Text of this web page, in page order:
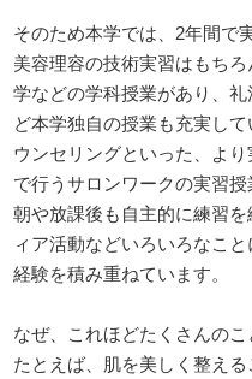
そのため本学では、2年間で
美容理容の技術実習はもち
学などの学科授業があり、
ど本学独自の授業も充実し
ウンセリングといった、よ
で行うサロンワークの実習授
朝や放課後も自主的に練習
ィア活動などいろいろなこ
経験を積み重ねています。
なぜ、これほどたくさんのこ
たとえば、肌を美しく整え